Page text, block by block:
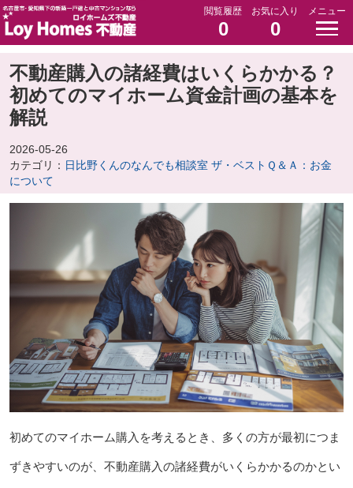
閲覧履歴
0
お気に入り
0
メニュー
不動産購入の諸経費はいくらかかる？
初めてのマイホーム資金計画の基本を
解説
2026-05-26
カテゴリ： 日比野くんのなんでも相談室 ザ・ベストＱ＆Ａ：お金
について
初めてのマイホーム購入を考えるとき、多くの方が最初につま
ずきやすいのが、不動産購入の諸経費がいくらかかるのかとい